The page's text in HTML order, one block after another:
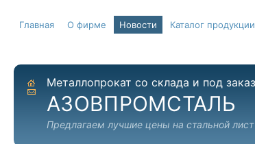
Главная О фирме Новости Каталог продукции
На главную
Отправить письмо
Металлопрокат со склада и под заказ
АЗОВПРОМСТАЛЬ
Предлагаем лучшие цены на стальной лист